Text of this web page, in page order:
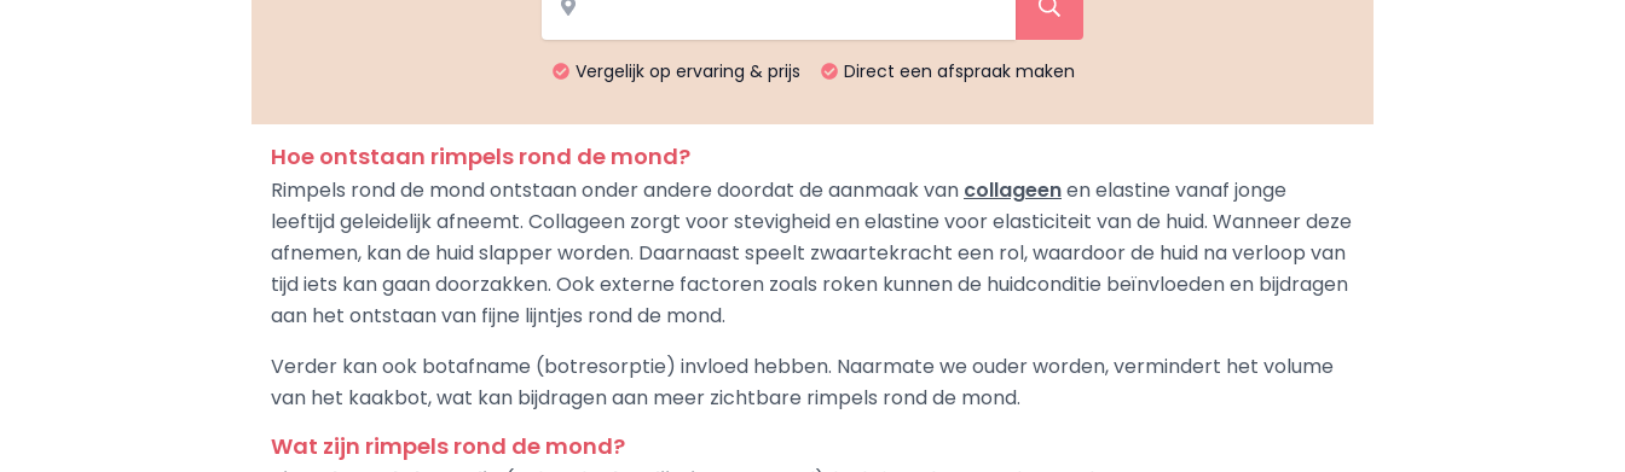
Vergelijk op ervaring & prijs Direct een afspraak maken
Hoe ontstaan rimpels rond de mond?
Rimpels rond de mond ontstaan onder andere doordat de aanmaak van collageenen elastine vanaf jonge
leeftijd geleidelijk afneemt. Collageen zorgt voor stevigheid en elastine voor elasticiteit van de huid. Wanneer deze
afnemen, kan de huid slapper worden. Daarnaast speelt zwaartekracht een rol, waardoor de huid na verloop van
tijd iets kan gaan doorzakken. Ook externe factoren zoals roken kunnen de huidconditie beïnvloeden en bijdragen
aan het ontstaan van fijne lijntjes rond de mond.
Verder kan ook botafname (botresorptie) invloed hebben. Naarmate we ouder worden, vermindert het volume
van het kaakbot, wat kan bijdragen aan meer zichtbare rimpels rond de mond.
Wat zijn rimpels rond de mond?